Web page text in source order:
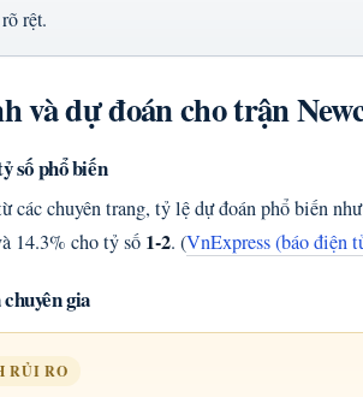
rệt.
và dự đoán cho trận
số phổ biến
các chuyên trang, tỷ lệ dự đoán phổ biến
14.3% cho tỷ số 1-2. (VnExpress (báo điện
gia
RỦI RO